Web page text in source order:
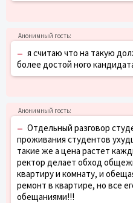
– я считаю что на такую
более достой ного
– Отдельный разговор
проживания студентов
такие же а цена растет
ректор делает обход
квартиру и комнату, и
ремонт в квартире, но все
обещаниями!!!